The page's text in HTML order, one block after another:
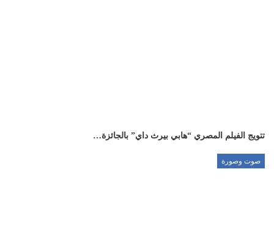
تتويج الفيلم المصري “هابي بيرث داي” بالجائزة…
صوت وصورة